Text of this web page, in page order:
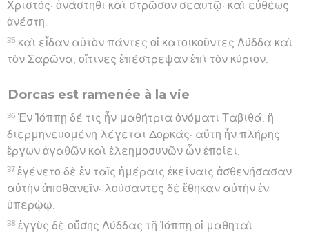
Χριστός· ἀνάστηθι καὶ στρῶσον σεαυτῷ· καὶ εὐθέως
ἀνέστη.
35 καὶ εἶδαν αὐτὸν πάντες οἱ κατοικοῦντες Λύδδα καὶ
τὸν Σαρῶνα, οἵτινες ἐπέστρεψαν ἐπὶ τὸν κύριον.
Dorcas est ramenée à la vie
36 Ἐν Ἰόππῃ δέ τις ἦν μαθήτρια ὀνόματι Ταβιθά, ἣ
διερμηνευομένη λέγεται Δορκάς· αὕτη ἦν πλήρης
ἔργων ἀγαθῶν καὶ ἐλεημοσυνῶν ὧν ἐποίει.
37 ἐγένετο δὲ ἐν ταῖς ἡμέραις ἐκείναις ἀσθενήσασαν
αὐτὴν ἀποθανεῖν· λούσαντες δὲ ἔθηκαν αὐτὴν ἐν
ὑπερῴῳ.
38 ἐγγὺς δὲ οὔσης Λύδδας τῇ Ἰόππῃ οἱ μαθηταὶ